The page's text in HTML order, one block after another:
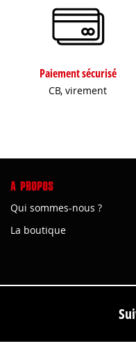
Paiement sécurisé
CB, virement
A PROPOS
Qui sommes-nous ?
La boutique